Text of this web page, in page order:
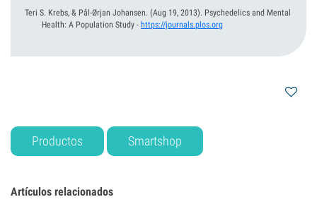
Teri S. Krebs, & Pål-Ørjan Johansen. (Aug 19, 2013). Psychedelics and Mental
Health: A Population Study - https://journals.plos.org
Productos Smartshop
Artículos relacionados